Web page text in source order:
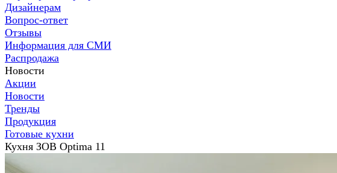
Дизайнерам
Вопрос-ответ
Отзывы
Информация для СМИ
Распродажа
Новости
Акции
Новости
Тренды
Продукция
Готовые кухни
Кухня ЗОВ Optima 11